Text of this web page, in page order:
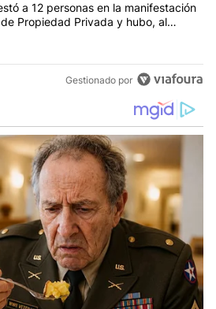
el título "La policía arrestó a 12
a 12 personas en la manifestación
Propiedad Privada y hubo, al
heridos
Gestionado por